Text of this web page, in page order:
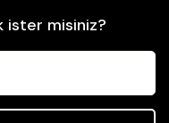
ister misiniz?